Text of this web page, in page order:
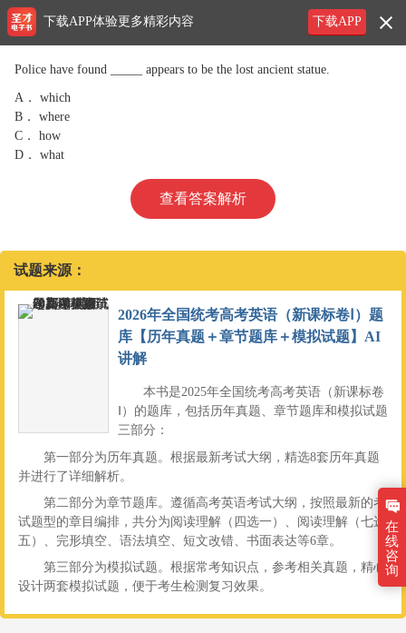
Police have found _____ appears to be the lost ancient statue.
A．
which
B．
where
C．
how
D．
what
查看答案解析
试题来源：
2026年全国统考高考英语（新课标卷Ⅰ）题
库【历年真题＋章节题库＋模拟试题】AI
讲解
本书是2025年全国统考高考英语（新课标卷
Ⅰ）的题库，包括历年真题、章节题库和模拟试题
三部分：
第一部分为历年真题。根据最新考试大纲，精选8套历年真题
并进行了详细解析。
第二部分为章节题库。遵循高考英语考试大纲，按照最新的考
试题型的章目编排，共分为阅读理解（四选一）、阅读理解（七选
五）、完形填空、语法填空、短文改错、书面表达等6章。
第三部分为模拟试题。根据常考知识点，参考相关真题，精心
设计两套模拟试题，便于考生检测复习效果。
下载APP
下载APP体验更多精彩内容
在
线
咨
询